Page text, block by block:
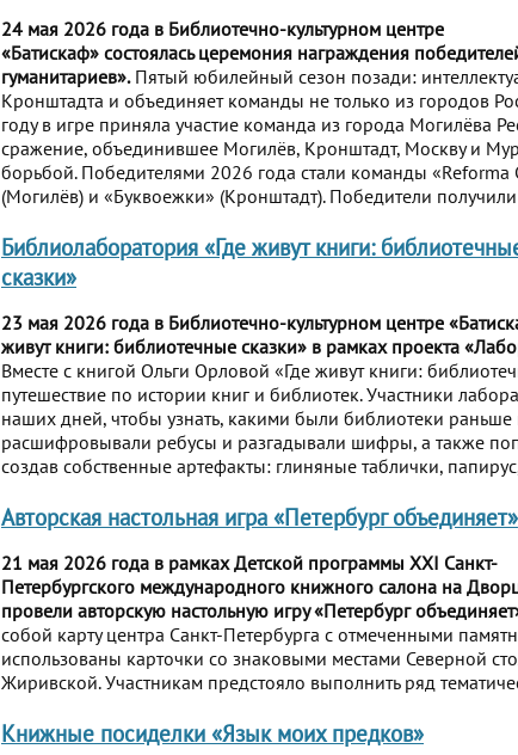
24 мая 2026 года в Библиотечно-культурном центре
«Батискаф» состоялась церемония награждения
гуманитариев».Пятый юбилейный сезон позади:
Кронштадта и объединяет команды не только из городов
году в игре приняла участие команда из города Могилёва
сражение, объединившее Могилёв, Кронштадт, Москву и
борьбой. Победителями 2026 года стали команды «Reforma
(Могилёв) и «Буквоежки» (Кронштадт). Победители
Библиолаборатория «Где живут книги:
сказки»
23 мая 2026 года в Библиотечно-культурном центре
живут книги: библиотечные сказки» в рамках проекта
Вместе с книгой Ольги Орловой «Где живут книги:
путешествие по истории книг и библиотек. Участники
наших дней, чтобы узнать, какими были библиотеки раньше
расшифровывали ребусы и разгадывали шифры, а также
создав собственные артефакты: глиняные таблички,
Авторская настольная игра «Петербург объединяет»
21 мая 2026 года в рамках Детской программы XXI Санкт-
Петербургского международного книжного салона на
провели авторскую настольную игру «Петербург
собой карту центра Санкт-Петербурга с отмеченными
использованы карточки со знаковыми местами Северной
Жиривской. Участникам предстояло выполнить ряд
Книжные посиделки «Язык моих предков»